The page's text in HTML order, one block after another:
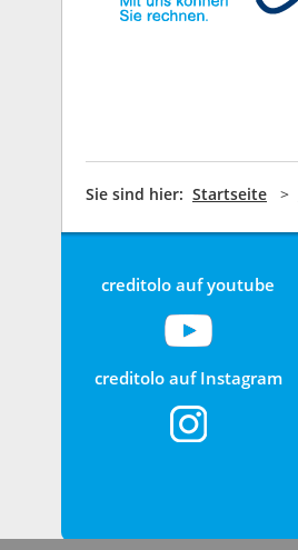
Sie sind hier: Startseite >
creditolo auf youtube
creditolo auf Instagram